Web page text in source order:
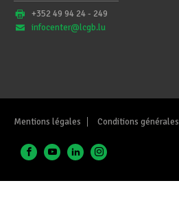
+352 49 94 24 - 249
infocenter@lcgb.lu
Mentions légales Conditions générales